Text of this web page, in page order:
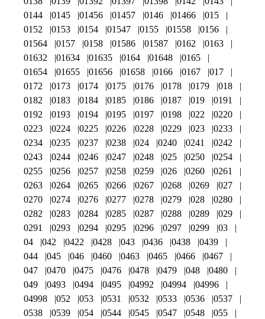
0144
0145 01456 01457 0146 01466
015
0152
0153 0154 01547 0155 01558
0156
01564
0157 0158 01586 01587 0162
0163
01632
01634 01635 0164 01648
0165
01654
01655 01656 01658 0166 0167
017
0172
0173 0174 0175 0176 0178 0179
018
0182
0183 0184 0185 0186 0187 019
0191
0192
0193 0194 0195 0197 0198 022
0220
0223
0224 0225 0226 0228 0229 023
0233
0234
0235 0237 0238 024 0240 0241
0242
0243
0244 0246 0247 0248 025 0250
0254
0255
0256 0257 0258 0259 026 0260
0261
0263
0264 0265 0266 0267 0268 0269
027
0270
0274 0276 0277 0278 0279 028
0280
0282
0283 0284 0285 0287 0288 0289
029
0291
0293 0294 0295 0296 0297 0299
03
04
042 0422 0428 043 0436 0438
0439
044
045 046 0460 0463 0465 0466
0467
047
0470 0475 0476 0478 0479 048
0480
049
0493 0494 0495 04992 04994
04996
04998
052 053 0531 0532 0533 0536
0537
0538
0539 054 0544 0545 0547 0548
055